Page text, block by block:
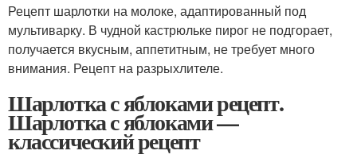
Рецепт шарлотки на молоке, адаптированный под
мультиварку. В чудной кастрюльке пирог не подгорает,
получается вкусным, аппетитным, не требует много
внимания. Рецепт на разрыхлителе.
Шарлотка с яблоками рецепт.
Шарлотка с яблоками —
классический рецепт